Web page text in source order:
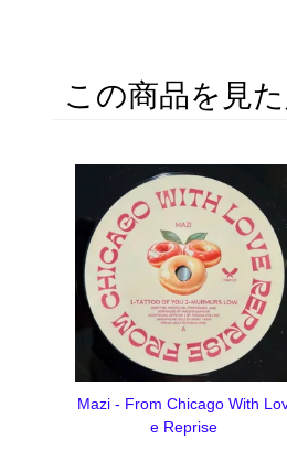
この商品を見
Mazi - From Chicago With
e Reprise